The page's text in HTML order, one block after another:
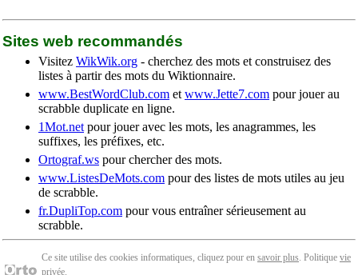
Sites web recommandés
Visitez WikWik.org - cherchez des mots et construisez des
listes à partir des mots du Wiktionnaire.
www.BestWordClub.com et www.Jette7.com pour jouer au
scrabble duplicate en ligne.
1Mot.net pour jouer avec les mots, les anagrammes, les
suffixes, les préfixes, etc.
Ortograf.ws pour chercher des mots.
www.ListesDeMots.com pour des listes de mots utiles au jeu
de scrabble.
fr.DupliTop.com pour vous entraîner sérieusement au
scrabble.
Ce site utilise des cookies informatiques, cliquez pour en savoir plus. Politique vie
privée.